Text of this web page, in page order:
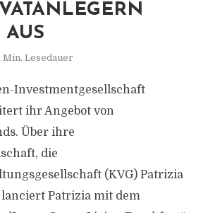
AUS
Min. Lesedauer
Investmentgesellschaft
ihr Angebot von
Über ihre
die
(KVG) Patrizia
Patrizia mit dem